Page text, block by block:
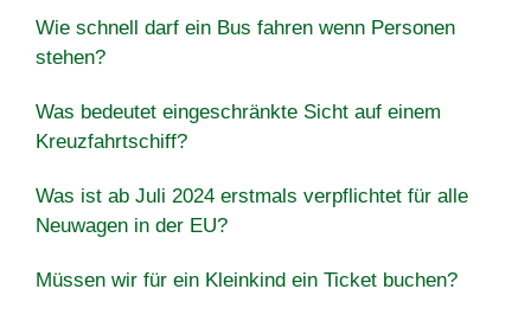
Wie schnell darf ein Bus fahren wenn Personen
stehen?
Was bedeutet eingeschränkte Sicht auf einem
Kreuzfahrtschiff?
Was ist ab Juli 2024 erstmals verpflichtet für alle
Neuwagen in der EU?
Müssen wir für ein Kleinkind ein Ticket buchen?